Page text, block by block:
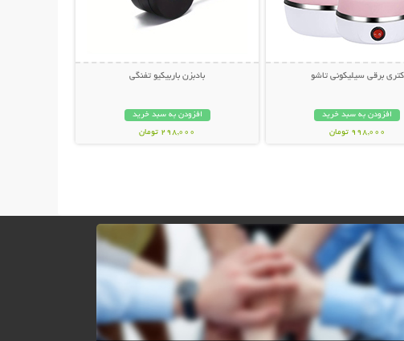
کتری برقی سیلیکونی تاشو
افزودن به سبد خرید
998,000 تومان
بادبزن باربیکیو تفنگی
افزودن به سبد خرید
298,000 تومان